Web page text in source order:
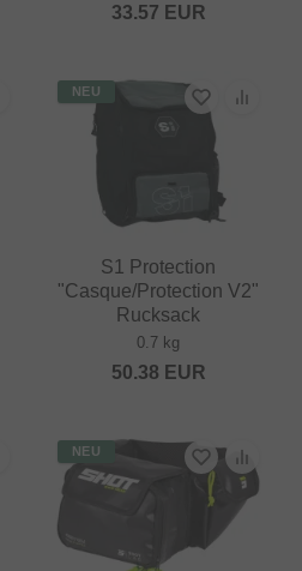
33.57 EUR
NEU
S1 Protection
"Casque/Protection V2"
Rucksack
0.7 kg
50.38 EUR
NEU